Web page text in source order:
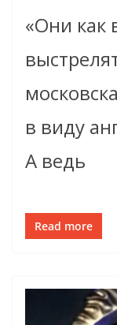
«Они как
в виду
А ведь
Read more